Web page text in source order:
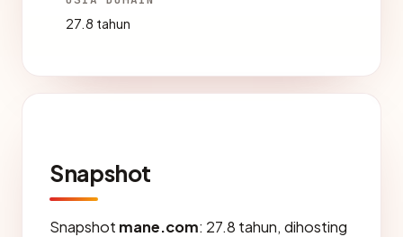
27.8 tahun
Snapshot
Snapshot mane.com: 27.8 tahun, dihosting